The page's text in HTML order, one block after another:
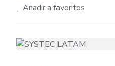
Añadir a favoritos